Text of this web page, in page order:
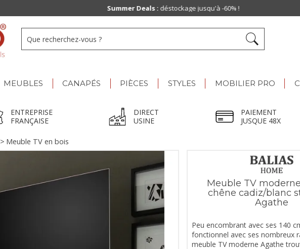
MEUBLES CANAPÉS PIÈCES STYLES MOBILIER PRO
ENTREPRISE
FRANÇAISE
DIRECT
USINE
PAIEMENT
JUSQUE 48X
> Meuble TV en bois
Meuble TV
chêne cadiz/blanc
Agathe
Peu encombrant avec ses 140
fonctionnel avec ses nombreux
meuble TV moderne Agathe
Paiement jusqu'à48x